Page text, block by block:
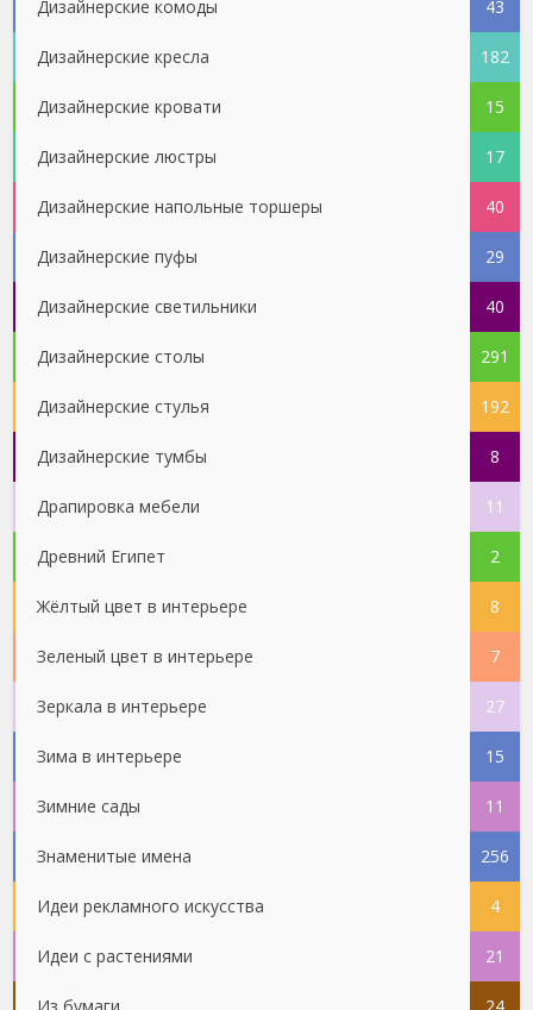
Дизайнерские комоды 43
Дизайнерские кресла 182
Дизайнерские кровати 15
Дизайнерские люстры 17
Дизайнерские напольные торшеры 40
Дизайнерские пуфы 29
Дизайнерские светильники 40
Дизайнерские столы 291
Дизайнерские стулья 192
Дизайнерские тумбы 8
Драпировка мебели 11
Древний Египет 2
Жёлтый цвет в интерьере 8
Зеленый цвет в интерьере 7
Зеркала в интерьере 27
Зима в интерьере 15
Зимние сады 11
Знаменитые имена 256
Идеи рекламного искусства 4
Идеи с растениями 21